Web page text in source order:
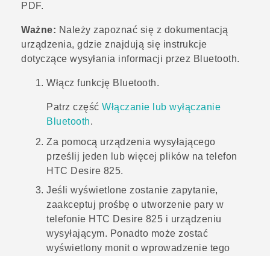
PDF.
Ważne: Należy zapoznać się z dokumentacją
urządzenia, gdzie znajdują się instrukcje
dotyczące wysyłania informacji przez Bluetooth.
Włącz funkcję Bluetooth.
Patrz część Włączanie lub wyłączanie
Bluetooth.
Za pomocą urządzenia wysyłającego
prześlij jeden lub więcej plików na telefon
HTC Desire 825.
Jeśli wyświetlone zostanie zapytanie,
zaakceptuj prośbę o utworzenie pary w
telefonie HTC Desire 825 i urządzeniu
wysyłającym. Ponadto może zostać
wyświetlony monit o wprowadzenie tego